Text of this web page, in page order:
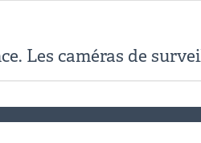
Les caméras de